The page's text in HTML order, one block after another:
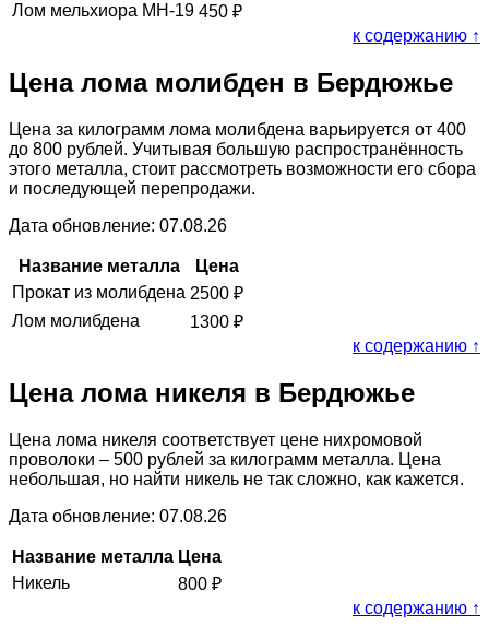
Лом мельхиора МН-19 450 ₽
к содержанию ↑
Цена лома молибден в Бердюжье
Цена за килограмм лома молибдена варьируется от 400
до 800 рублей. Учитывая большую распространённость
этого металла, стоит рассмотреть возможности его сбора
и последующей перепродажи.
Дата обновление: 07.08.26
Название металла
Цена
Прокат из молибдена 2500 ₽
Лом молибдена
1300 ₽
к содержанию ↑
Цена лома никеля в Бердюжье
Цена лома никеля соответствует цене нихромовой
проволоки – 500 рублей за килограмм металла. Цена
небольшая, но найти никель не так сложно, как кажется.
Дата обновление: 07.08.26
Название металла Цена
Никель
800 ₽
к содержанию ↑